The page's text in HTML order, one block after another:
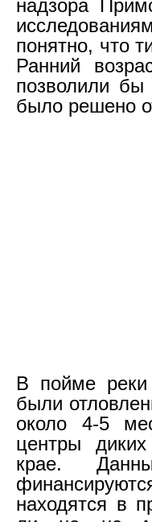
надзора
понятно, что
Ранний
позволили
было решено
В пойме
были
около 4-5
центры
крае.
находятся в